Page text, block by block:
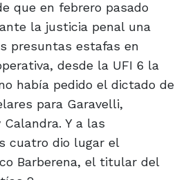
que en febrero pasado
la justicia penal una
presuntas estafas en
desde la UFI 6 la
había pedido el dictado de
para Garavelli,
Calandra. Y a las
cuatro dio lugar el
Barberena, el titular del